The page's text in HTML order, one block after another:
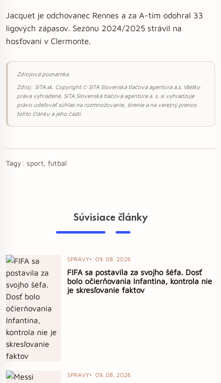
Jacquet je odchovanec Rennes a za A-tím odohral 33
ligových zápasov. Sezónu 2024/2025 strávil na
hosťovaní v Clermonte.
Zdrojová poznámka
Zdroj: SITA.sk. Copyright © SITA Slovenská tlačová agentúra a.s. Všetky
práva vyhradené. SITA Slovenská tlačová agentúra a. s. si vyhradzuje
právo udeľovať súhlas na rozmnožovanie, šírenie a na verejný prenos
tohto článku a jeho častí.
Tagy: sport, futbal
Súvisiace články
SPRÁVY 09. 08. 2026
FIFA sa postavila za svojho šéfa. Dosť
bolo očierňovania Infantina, kontrola nie
je skresľovanie faktov
SPRÁVY 09. 08. 2026